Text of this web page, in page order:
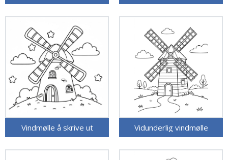
Vindmølle å skrive ut Vidunderlig vindmølle